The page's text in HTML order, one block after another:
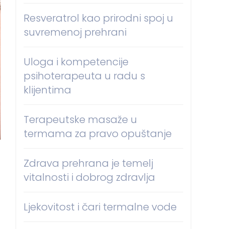
Resveratrol kao prirodni spoj u
suvremenoj prehrani
Uloga i kompetencije
psihoterapeuta u radu s
klijentima
Terapeutske masaže u
termama za pravo opuštanje
Zdrava prehrana je temelj
vitalnosti i dobrog zdravlja
Ljekovitost i čari termalne vode